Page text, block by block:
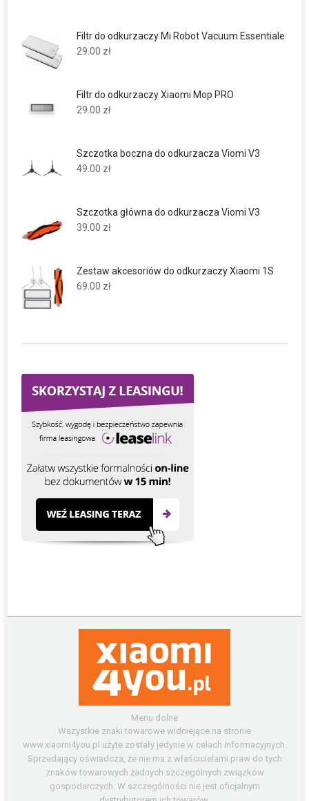
Filtr do odkurzaczy Mi Robot Vacuum Essentiale
29.00 zł
Filtr do odkurzaczy Xiaomi Mop PRO
29.00 zł
Szczotka boczna do odkurzacza Viomi V3
49.00 zł
Szczotka główna do odkurzacza Viomi V3
39.00 zł
Zestaw akcesoriów do odkurzaczy Xiaomi 1S
69.00 zł
Menu dolne
Wszystkie znaki towarowe widniejące na stronie
www.xiaomi4you.pl użyte zostały jedynie w celach informacyjnych.
Sprzedający oświadcza, że nie ma z właścicielami praw do tych
znaków towarowych żadnych szczególnych związków
gospodarczych. W szczególności nie jest oficjalnym